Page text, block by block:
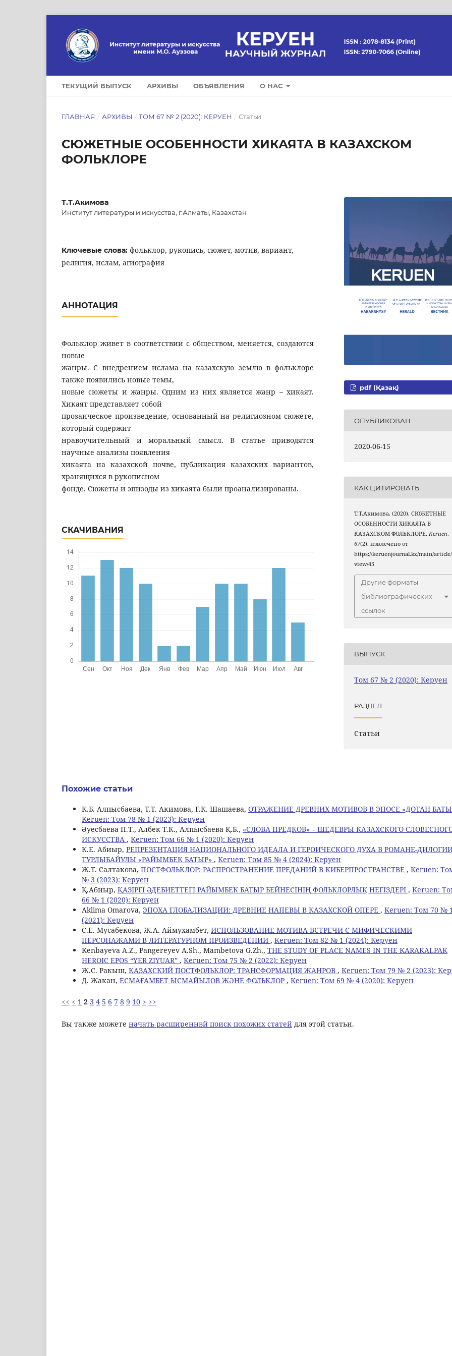
ТЕКУЩИЙ ВЫПУСК АРХИВЫ ОБЪЯВЛЕНИЯ О НАС
ГЛАВНАЯ / АРХИВЫ / ТОМ 67 № 2 (2020): КЕРУЕН / Статьи
СЮЖЕТНЫЕ ОСОБЕННОСТИ ХИКАЯТА В КАЗАХСКОМ
ФОЛЬКЛОРЕ
Т.Т.Акимова
Институт литературы и искусства, г.Алматы, Казахстан
Ключевые слова: фольклор, рукопись, сюжет, мотив, вариант,
религия, ислам, агиография
АННОТАЦИЯ
Фольклор живет в соответствии с обществом, меняется, создаются
новые
жанры. С внедрением ислама на казахскую землю в фольклоре
также появились новые темы,
новые сюжеты и жанры. Одним из них является жанр – хикаят.
Хикаят представляет собой
прозаическое произведение, основанный на религиозном сюжете,
который содержит
нравоучительный и моральный смысл. В статье приводятся
научные анализы появления
хикаята на казахской почве, публикация казахских вариантов,
хранящихся в рукописном
фонде. Сюжеты и эпизоды из хикаята были проанализированы.
СКАЧИВАНИЯ
pdf (Қазақ)
ОПУБЛИКОВАН
2020-06-15
КАК ЦИТИРОВАТЬ
Т.Т.Акимова. (2020). СЮЖЕТНЫЕ
ОСОБЕННОСТИ ХИКАЯТА В
КАЗАХСКОМ ФОЛЬКЛОРЕ.Keruen,
67(2). извлечено от
https://keruenjournal.kz/main/article/
view/45
Другие форматы
библиографических
ссылок
ВЫПУСК
Том 67 № 2 (2020): Керуен
РАЗДЕЛ
Статьи
Похожие статьи
К.Б. Алпысбаева, Т.Т. Акимова, Г.К. Шашаева, ОТРАЖЕНИЕ ДРЕВНИХ МОТИВОВ В ЭПОСЕ «ДОТАН
Keruen: Том 78 № 1 (2023): Керуен
Әуесбаева П.Т., Албек Т.К., Алпысбаева Қ.Б., «СЛОВА ПРЕДКОВ» – ШЕДЕВРЫ КАЗАХСКОГО
ИСКУССТВА , Keruen: Том 66 № 1 (2020): Керуен
К.Е. Абиыр, РЕПРЕЗЕНТАЦИЯ НАЦИОНАЛЬНОГО ИДЕАЛА И ГЕРОИЧЕСКОГО ДУХА В РОМАНЕ-
ТУРЛЫБАЙУЛЫ «РАЙЫМБЕК БАТЫР» , Keruen: Том 85 № 4 (2024): Керуен
Ж.Т. Салтакова, ПОСТФОЛЬКЛОР: РАСПРОСТРАНЕНИЕ ПРЕДАНИЙ В КИБЕРПРОСТРАНСТВЕ , Keruen:
№ 3 (2023): Керуен
Қ.Абиыр, ҚАЗІРГІ ӘДЕБИЕТТЕГІ РАЙЫМБЕК БАТЫР БЕЙНЕСІНІҢ ФОЛЬКЛОРЛЫҚ НЕГІЗДЕРІ , Keruen:
66 № 1 (2020): Керуен
Aklima Omarova, ЭПОХА ГЛОБАЛИЗАЦИИ: ДРЕВНИЕ НАПЕВЫ В КАЗАХСКОЙ ОПЕРЕ , Keruen: Том 70 №
(2021): Керуен
С.Е. Мусабекова, Ж.А. Аймухамбет, ИСПОЛЬЗОВАНИЕ МОТИВА ВСТРЕЧИ С МИФИЧЕСКИМИ
ПЕРСОНАЖАМИ В ЛИТЕРАТУРНОМ ПРОИЗВЕДЕНИИ , Keruen: Том 82 № 1 (2024): Керуен
Kenbayeva A.Z., Pangereyev A.Sh., Mambetova G.Zh., THE STUDY OF PLACE NAMES IN THE KARAKALPAK
HEROIC EPOS “YER ZIYUAR” , Keruen: Том 75 № 2 (2022): Керуен
Ж.С. Ракыш, КАЗАХСКИЙ ПОСТФОЛЬКЛОР: ТРАНСФОРМАЦИЯ ЖАНРОВ , Keruen: Том 79 № 2 (2023):
Д. Жакан, ЕСМАҒАМБЕТ ЫСМАЙЫЛОВ ЖӘНЕ ФОЛЬКЛОР , Keruen: Том 69 № 4 (2020): Керуен
<< < 1 2 3 4 5 6 7 8 9 10 > >>
Вы также можете начать расширеннвй поиск похожих статей для этой статьи.